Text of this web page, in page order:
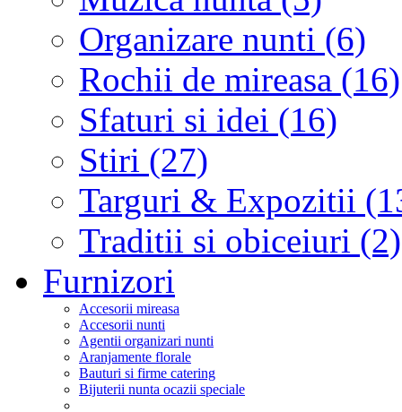
Organizare nunti (6)
Rochii de mireasa (16)
Sfaturi si idei (16)
Stiri (27)
Targuri & Expozitii
Traditii si obiceiuri (2)
Furnizori
Accesorii mireasa
Accesorii nunti
Agentii organizari nunti
Aranjamente florale
Bauturi si firme catering
Bijuterii nunta ocazii speciale